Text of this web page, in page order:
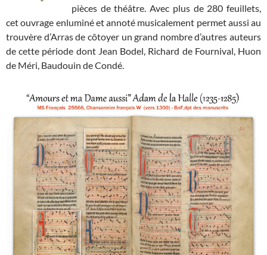
pièces de théâtre. Avec plus de 280 feuillets,
cet ouvrage enluminé et annoté musicalement permet aussi au
trouvère d’Arras de côtoyer un grand nombre d’autres auteurs
de cette période dont Jean Bodel, Richard de Fournival, Huon
de Méri, Baudouin de Condé.